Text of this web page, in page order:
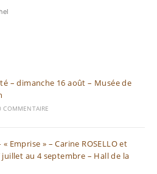
– dimanche 16 août – Musée de
COMMENTAIRE
Emprise » – Carine ROSELLO et
juillet au 4 septembre – Hall de la